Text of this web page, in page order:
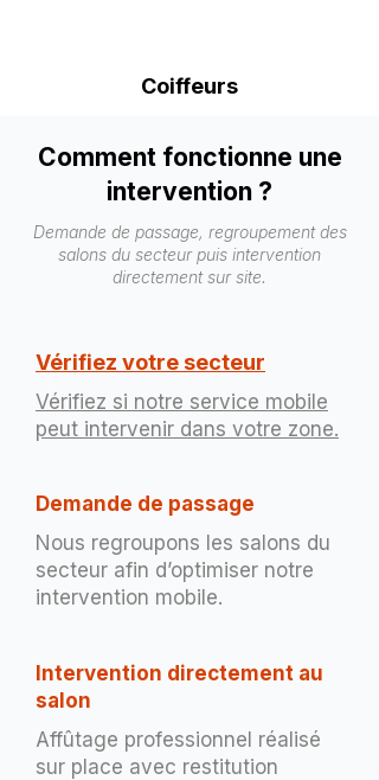
Coiffeurs
Comment fonctionne une
intervention ?
Demande de passage, regroupement des
salons du secteur puis intervention
directement sur site.
Vérifiez votre secteur
Vérifiez si notre service mobile
peut intervenir dans votre zone.
Demande de passage
Nous regroupons les salons du
secteur afin d’optimiser notre
intervention mobile.
Intervention directement au
salon
Affûtage professionnel réalisé
sur place avec restitution